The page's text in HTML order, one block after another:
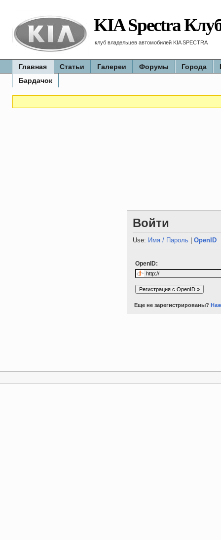
KIA Spectra
клуб владельцев автомобилей KIA SPECTRA
Главная Статьи Галереи Форумы Города
Бардачок
Войти
Use: Имя / Пароль |OpenID
OpenID:
Еще не зарегистрированы?